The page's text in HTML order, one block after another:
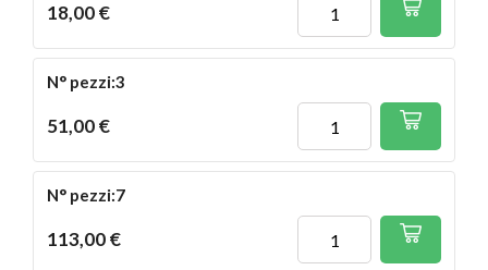
18,00 €
N° pezzi:3
51,00 €
N° pezzi:7
113,00 €